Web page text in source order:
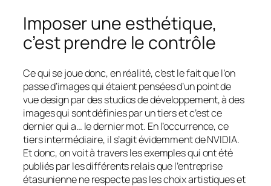
Imposer une esthétique,
c’est prendre le contrôle
Ce qui se joue donc, en réalité, c’est le fait que l’on
passe d’images qui étaient pensées d’un point de
vue design par des studios de développement, à des
images qui sont définies par un tiers et c’est ce
dernier qui a… le dernier mot. En l’occurrence, ce
tiers intermédiaire, il s’agit évidemment de NVIDIA.
Et donc, on voit à travers les exemples qui ont été
publiés par les différents relais que l’entreprise
étasunienne ne respecte pas les choix artistiques et